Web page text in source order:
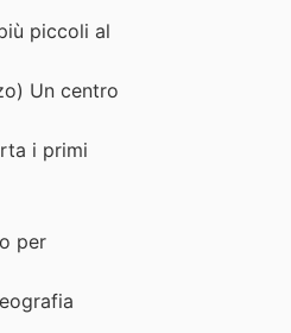
piccoli al
Un centro
i primi
per